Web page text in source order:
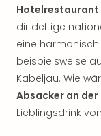
Hotelrestaurant
dir deftige
eine
beispielsweise
Kabeljau. Wie
Absacker an
Lieblingsdrink